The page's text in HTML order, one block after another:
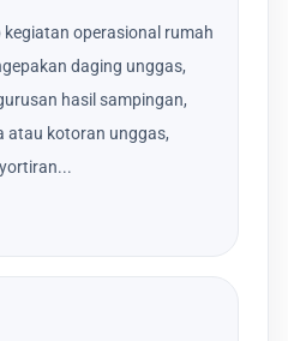
kegiatan operasional rumah
daging unggas,
hasil sampingan,
atau kotoran unggas,